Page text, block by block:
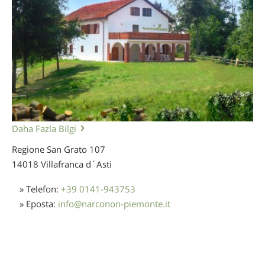
Daha Fazla Bilgi
Regione San Grato 107
14018 Villafranca d´Asti
» Telefon: +39 0141-943753
» Eposta: info@narconon-piemonte.it